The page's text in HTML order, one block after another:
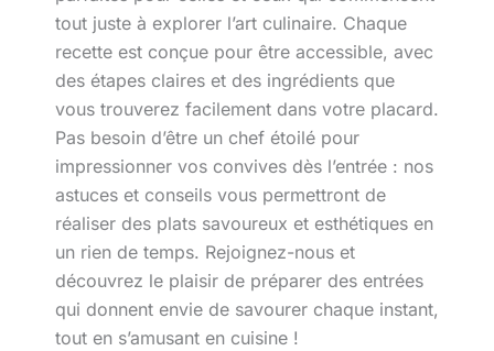
tout juste à explorer l’art culinaire. Chaque
recette est conçue pour être accessible, avec
des étapes claires et des ingrédients que
vous trouverez facilement dans votre placard.
Pas besoin d’être un chef étoilé pour
impressionner vos convives dès l’entrée : nos
astuces et conseils vous permettront de
réaliser des plats savoureux et esthétiques en
un rien de temps. Rejoignez-nous et
découvrez le plaisir de préparer des entrées
qui donnent envie de savourer chaque instant,
tout en s’amusant en cuisine !